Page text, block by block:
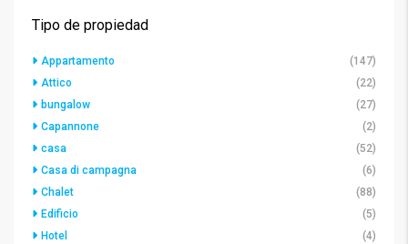
Tipo de propiedad
Appartamento
(147)
Attico
(22)
bungalow
(27)
Capannone
(2)
casa
(52)
Casa di campagna
(6)
Chalet
(88)
Edificio
(5)
Hotel
(4)